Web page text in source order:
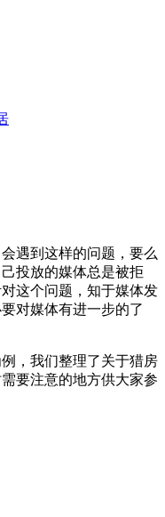
遇到这样的问题，要么
投放的媒体总是被拒
这个问题，知于媒体发
对媒体有进一步的了
，我们整理了关于猎房
要注意的地方供大家参